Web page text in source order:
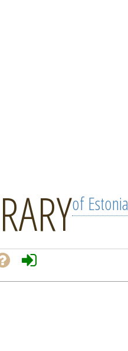
of Estonia